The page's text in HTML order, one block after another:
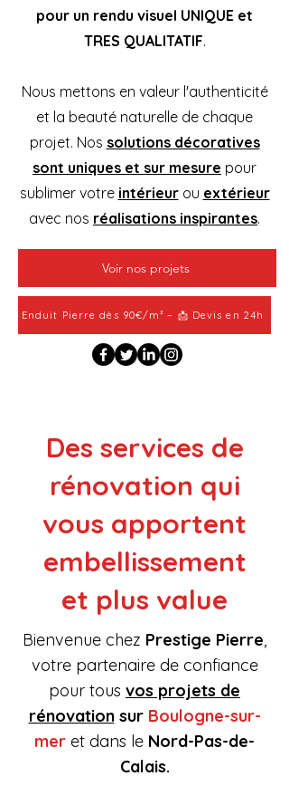
pour un rendu visuel UNIQUE et
TRES QUALITATIF.
Nous mettons en valeur l'authenticité
et la beauté naturelle de chaque
projet. Nos solutions décoratives
sont uniques et sur mesure pour
sublimer votre intérieurou extérieur
avec nos réalisations inspirantes.
Voir nos projets
Enduit Pierre dès 90€/m² – 📩 Devis en 24h
Des services de
rénovation qui
vous apportent
embellissement
et plus value
Bienvenue chez Prestige Pierre,
votre partenaire de confiance
pour tous vos projets de
rénovationsur Boulogne-sur-
mer et dans le Nord-Pas-de-
Calais.